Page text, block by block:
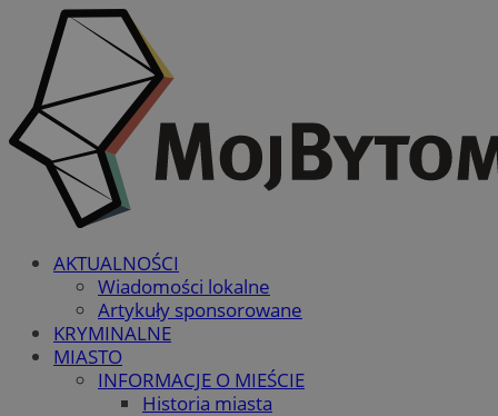
AKTUALNOŚCI
Wiadomości lokalne
Artykuły sponsorowane
KRYMINALNE
MIASTO
INFORMACJE O MIEŚCIE
Historia miasta